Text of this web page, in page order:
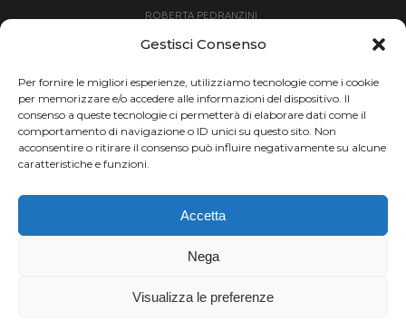
Gestisci Consenso
Per fornire le migliori esperienze, utilizziamo tecnologie come i cookie
per memorizzare e/o accedere alle informazioni del dispositivo. Il
consenso a queste tecnologie ci permetterà di elaborare dati come il
comportamento di navigazione o ID unici su questo sito. Non
acconsentire o ritirare il consenso può influire negativamente su alcune
caratteristiche e funzioni.
Accetta
Nega
Visualizza le preferenze
ROBERTA PEDRANZINI
ROLAND FISCHNALLER
SIMONE DEROMEDIS SKIALPDEIPARCHI SKICROSS
SLOPESTYLE SNOWBOARD
SNOWBOARDCROSS SPRINT
THERESE JOHAUG
TRANSCAVALLO TROFEO MEZZALAMA
VAL DI FIEMME
Chi siamo | Termini d'uso | Privacy |